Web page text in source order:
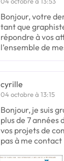
Bonjour, votre
tant que
répondre à vos
l’ensemble de
cyrille
04 octobre à 13:15
Bonjour, je suis
plus de 7 années
vos projets de
pas à me contact